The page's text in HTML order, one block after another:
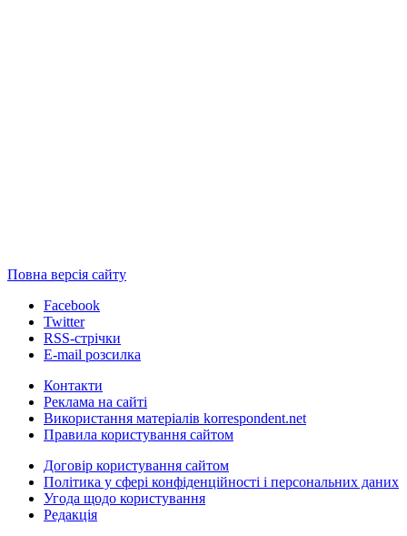
Повна версія сайту
Facebook
Twitter
RSS-стрічки
E-mail розсилка
Контакти
Реклама на сайті
Використання матеріалів korrespondent.net
Правила користування сайтом
Договір користування сайтом
Політика у сфері конфіденційності і персональних даних
Угода щодо користування
Редакція